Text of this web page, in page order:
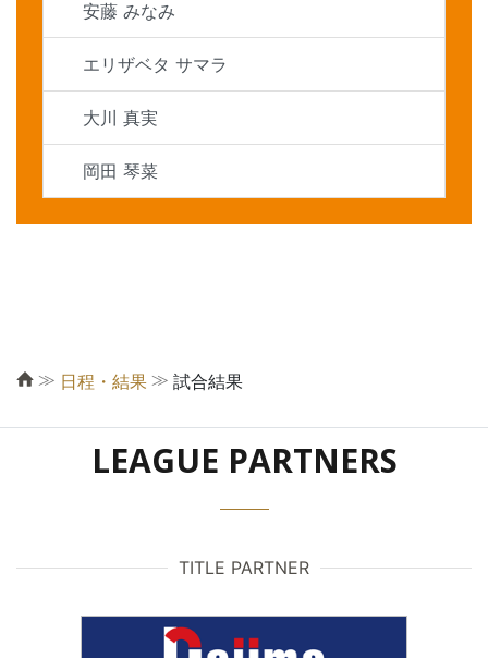
安藤 みなみ
エリザベタ サマラ
大川 真実
岡田 琴菜
≫ 日程・結果 ≫ 試合結果
LEAGUE PARTNERS
TITLE PARTNER